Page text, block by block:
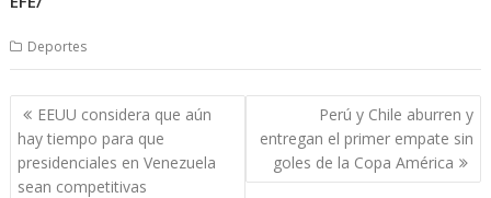
Deportes
Navegación
de
entradas
EEUU considera que aún
hay tiempo para que
presidenciales en Venezuela
sean competitivas
Perú y Chile aburren y
entregan el primer empate sin
goles de la Copa América